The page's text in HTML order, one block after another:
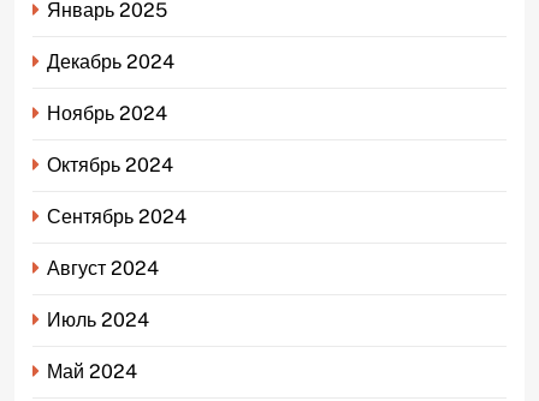
Январь 2025
Декабрь 2024
Ноябрь 2024
Октябрь 2024
Сентябрь 2024
Август 2024
Июль 2024
Май 2024